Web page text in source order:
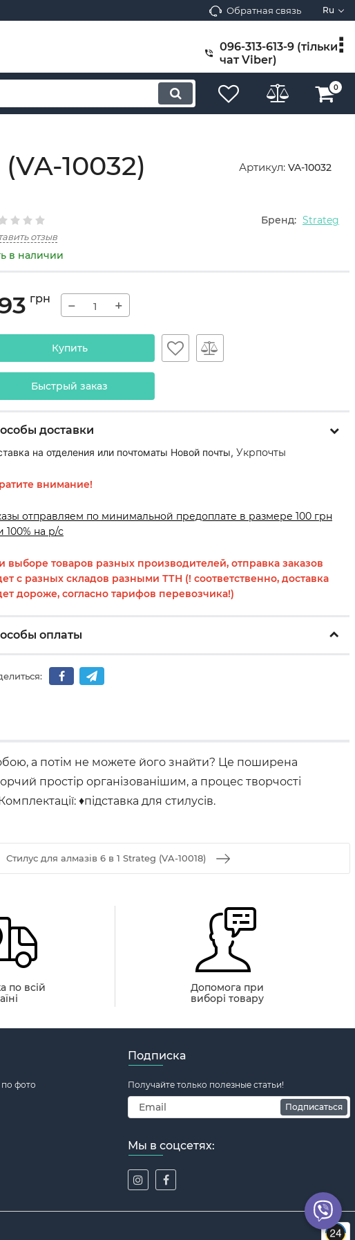
Обратная связь Ru
096-313-613-9 (тільки
чат Viber)
0
10032) Артикул: VA-10032
Бренд: Strateg
отзыв
в наличии
грн − +
Купить
Быстрый заказ
доставки
на отделения или почтоматы Новой почты, Укрпочты
внимание!
отправляем по минимальной предоплате в размере 100 грн
100% на р/с
выборе товаров разных производителей, отправка заказов
с разных складов разными ТТН (! соответственно, доставка
дороже, согласно тарифов перевозчика!)
оплаты
а потім не можете його знайти? Це поширена
простір організованішим, а процес творчості
♦підставка для стилусів.
Стилус для алмазів 6 в 1 Strateg (VA-10018)
по всій
Допомога при
виборі товару
фото
Подписка
Получайте только полезные статьи!
Подписаться
Мы в соцсетях: